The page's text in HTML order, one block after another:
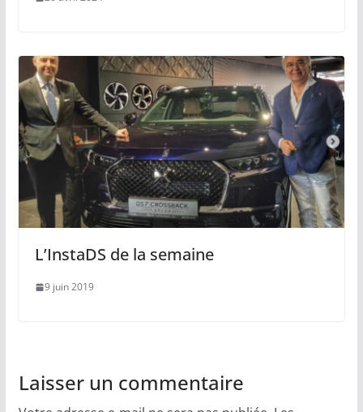
L’InstaDS de la semaine
9 juin 2019
Laisser un commentaire